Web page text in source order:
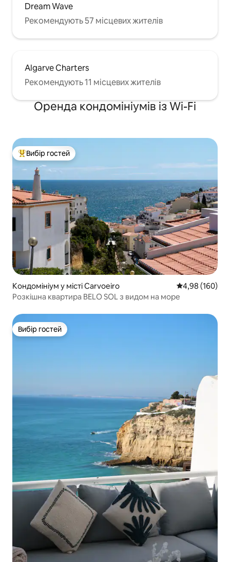
Dream Wave
Рекомендують 57 місцевих жителів
Algarve Charters
Рекомендують 11 місцевих жителів
Оренда кондомініумів із Wi-Fi
Топ вибір гостей
Вибір гостей
Кондомініум у місті Carvoeiro Середня
4,98 (160)
Розкішна квартира BELO SOL з видом на море
Вибір гостей
Вибір гостей